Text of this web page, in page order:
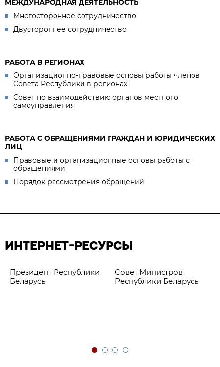
МЕЖДУНАРОДНАЯ ДЕЯТЕЛЬНОСТЬ
Многостороннее сотрудничество
Двустороннее сотрудничество
РАБОТА В РЕГИОНАХ
Организационно-правовые основы работы членов
Совета Республики в регионах
Совет по взаимодействию органов местного
самоуправления
РАБОТА С ОБРАЩЕНИЯМИ ГРАЖДАН И ЮРИДИЧЕСКИХ
ЛИЦ
Правовые и организационные основы работы с
обращениями
Порядок рассмотрения обращений
ИНТЕРНЕТ-РЕСУРСЫ
Президент Республики
Беларусь
Совет Министров
Республики Беларусь